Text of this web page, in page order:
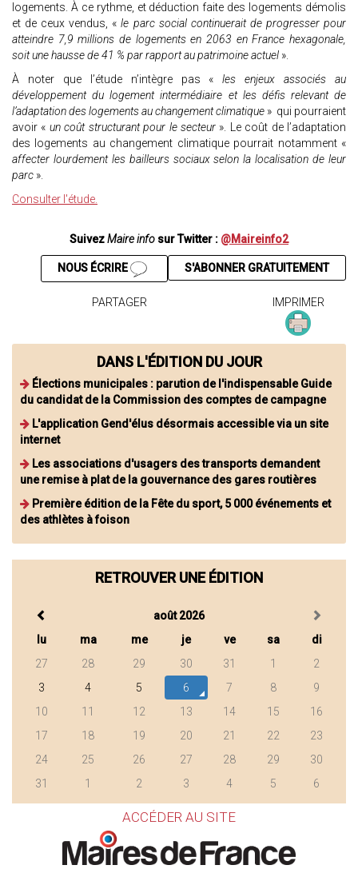
logements. À ce rythme, et déduction faite des logements démolis
et de ceux vendus, « le parc social continuerait de progresser pour
atteindre 7,9 millions de logements en 2063 en France hexagonale,
soit une hausse de 41 % par rapport au patrimoine actuel ».
À noter que l’étude n’intègre pas «les enjeux associés au
développement du logement intermédiaire et les défis relevant de
l’adaptation des logements au changement climatique » qui pourraient
avoir « un coût structurant pour le secteur ». Le coût de l’adaptation
des logements au changement climatique pourrait notamment «
affecter lourdement les bailleurs sociaux selon la localisation de leur
parc ».
Consulter l'étude.
SuivezMaire info sur Twitter : @Maireinfo2
S'ABONNER GRATUITEMENT
NOUS ÉCRIRE
PARTAGER IMPRIMER
DANS L'ÉDITION DU JOUR
Élections municipales : parution de l'indispensable Guide
du candidat de la Commission des comptes de campagne
L'application Gend'élus désormais accessible via un site
internet
Les associations d'usagers des transports demandent
une remise à plat de la gouvernance des gares routières
Première édition de la Fête du sport, 5 000 événements et
des athlètes à foison
RETROUVER UNE ÉDITION
août 2026
lu
ma me je ve sa
di
27
28 29 30 31 1
2
3
4 5 6 7 8
9
10
11 12 13 14 15
16
17
18 19 20 21 22
23
24
25 26 27 28 29
30
31
1 2 3 4 5 6
ACCÉDER AU SITE